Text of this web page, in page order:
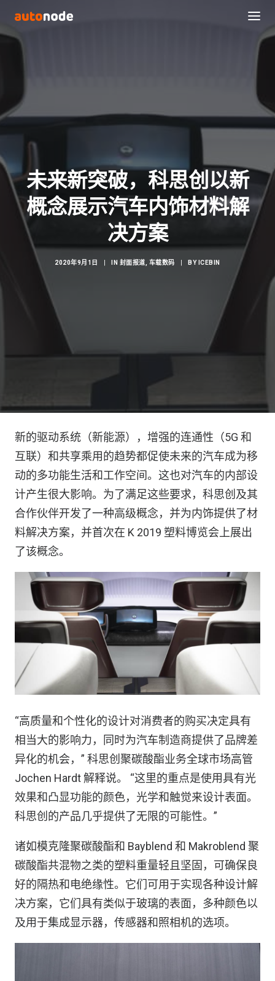
Search
未来新突破，科思创以新
概念展示汽车内饰材料解
决方案
2020年9月1日 IN 封面报道 车载数码 BY ICEBIN
新的驱动系统（新能源），增强的连通性（5G 和
互联）和共享乘用的趋势都促使未来的汽车成为移
动的多功能生活和工作空间。这也对汽车的内部设
计产生很大影响。为了满足这些要求，科思创及其
合作伙伴开发了一种高级概念，并为内饰提供了材
料解决方案，并首次在 K 2019 塑料博览会上展出
了该概念。
“高质量和个性化的设计对消费者的购买决定具有
相当大的影响力，同时为汽车制造商提供了品牌差
异化的机会，” 科思创聚碳酸酯业务全球市场高管
Jochen Hardt 解释说。 “这里的重点是使用具有光
效果和凸显功能的颜色，光学和触觉来设计表面。
科思创的产品几乎提供了无限的可能性。”
诸如模克隆聚碳酸酯和 Bayblend 和 Makroblend 聚
碳酸酯共混物之类的塑料重量轻且坚固，可确保良
好的隔热和电绝缘性。它们可用于实现各种设计解
决方案，它们具有类似于玻璃的表面，多种颜色以
及用于集成显示器，传感器和照相机的选项。